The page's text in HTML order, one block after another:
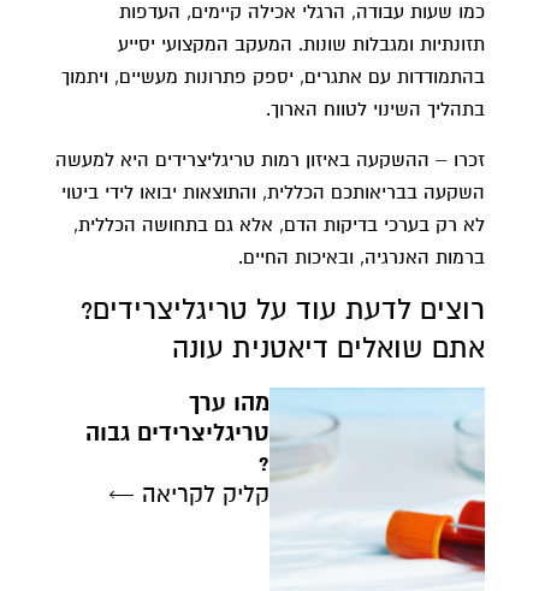
כמו שעות עבודה, הרגלי אכילה קיימים, העדפות
תזונתיות ומגבלות שונות. המעקב המקצועי יסייע
בהתמודדות עם אתגרים, יספק פתרונות מעשיים, ויתמוך
בתהליך השינוי לטווח הארוך.
זכרו – ההשקעה באיזון רמות טריגליצרידים היא למעשה
השקעה בבריאותכם הכללית, והתוצאות יבואו לידי ביטוי
לא רק בערכי בדיקות הדם, אלא גם בתחושה הכללית,
ברמות האנרגיה, ובאיכות החיים.
רוצים לדעת עוד על טריגליצרידים?
אתם שואלים דיאטנית עונה
מהו ערך
טריגליצרידים גבוה
?
קליק לקריאה ←